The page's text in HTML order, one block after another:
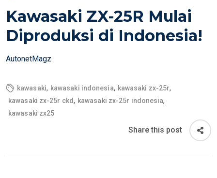
T
D
Kawasaki ZX-25R Mulai
Diproduksi di Indonesia!
AutonetMagz
kawasaki, kawasaki indonesia, kawasaki zx-25r,
kawasaki zx-25r ckd, kawasaki zx-25r indonesia,
kawasaki zx25
Share this post